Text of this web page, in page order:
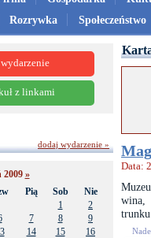
Rozrywka Społeczeństwo
Data:
wina,
z linkami
2009 »
Pią Sob
Nie
1
2
7 8
9
14 15
16
dodaj wydarzenie »